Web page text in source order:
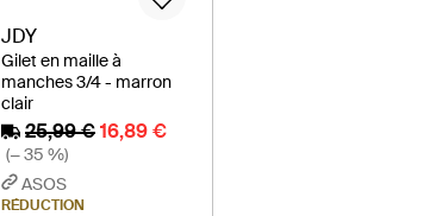
JDY
Gilet en maille à
manches 3/4 - marron
clair
25,99 €16,89 €
(− 35 %)
ASOS
RÉDUCTION